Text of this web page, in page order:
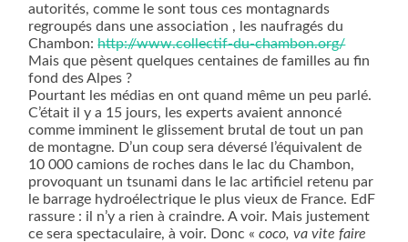
autorités, comme le sont tous ces montagnards
regroupés dans une association , les naufragés du
Chambon:http://www.collectif-du-chambon.org/
Mais que pèsent quelques centaines de familles au fin
fond des Alpes ?
Pourtant les médias en ont quand même un peu parlé.
C’était il y a 15 jours, les experts avaient annoncé
comme imminent le glissement brutal de tout un pan
de montagne. D’un coup sera déversé l’équivalent de
10 000 camions de roches dans le lac du Chambon,
provoquant un tsunami dans le lac artificiel retenu par
le barrage hydroélectrique le plus vieux de France. EdF
rassure : il n’y a rien à craindre. A voir. Mais justement
ce sera spectaculaire, à voir. Donc «coco, va vite faire